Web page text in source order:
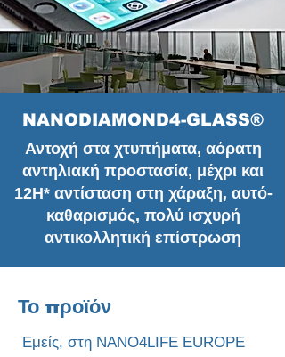
NANODIAMOND4-GLASS®
Αντοχή στα χτυπήματα, αόρατη
αντηλιακή προστασία, μέχρι και
12H* αντίσταση στη χάραξη, αυτό-
καθαρισμός, πολύ ισχυρή
αντικολλητική επίστρωση
Το προϊόν
Εμείς, στη NANO4LIFE EUROPE